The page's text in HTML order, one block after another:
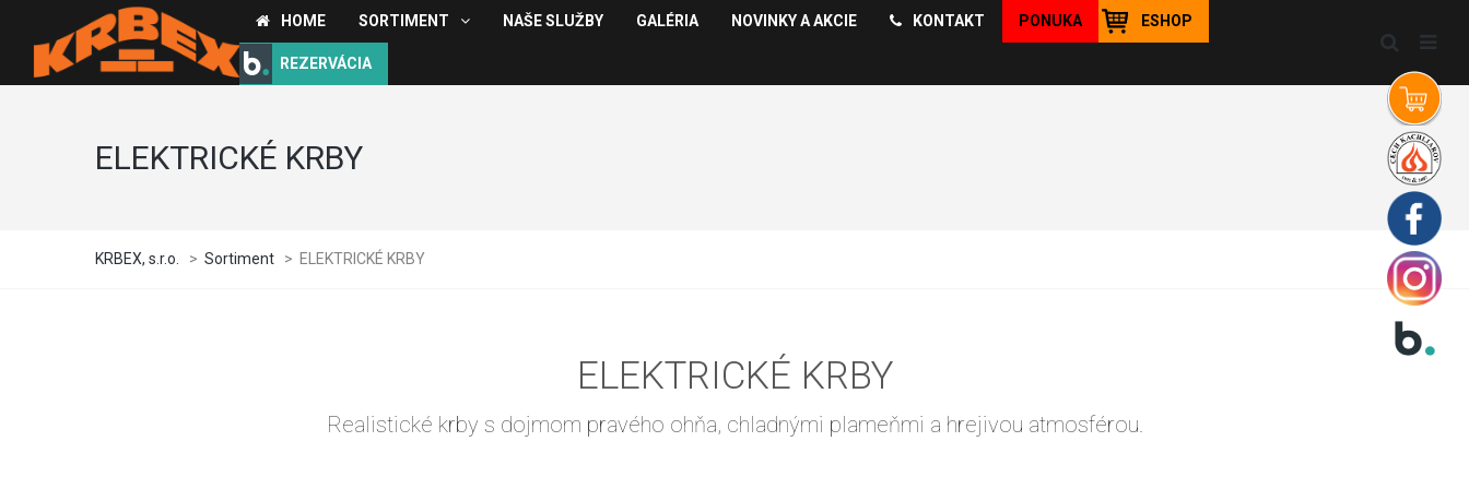
HOME SORTIMENT NAŠE SLUŽBY GALÉRIA NOVINKY A AKCIE KONTAKT PONUKA ESHOP
REZERVÁCIA
ELEKTRICKÉ KRBY
KRBEX, s.r.o. > Sortiment > ELEKTRICKÉ KRBY
ELEKTRICKÉ KRBY
Realistické krby s dojmom pravého ohňa, chladnými plameňmi a hrejivou atmosférou.